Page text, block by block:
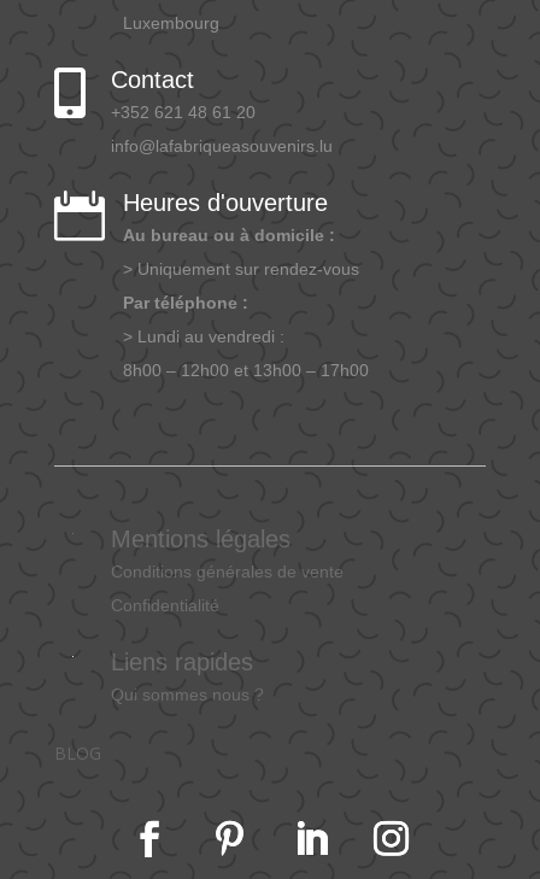
Luxembourg
 Contact
+352 621 48 61 20
info@lafabriqueasouvenirs.lu
 Heures d'ouverture
Au bureau ou à domicile :
> Uniquement sur rendez-vous
Par téléphone :
> Lundi au vendredi :
8h00 – 12h00 et 13h00 – 17h00
Mentions légales
Conditions générales de vente
Confidentialité
Liens rapides
Qui sommes nous ?
BLOG